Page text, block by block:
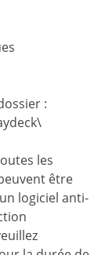
:
les
être
logiciel anti-